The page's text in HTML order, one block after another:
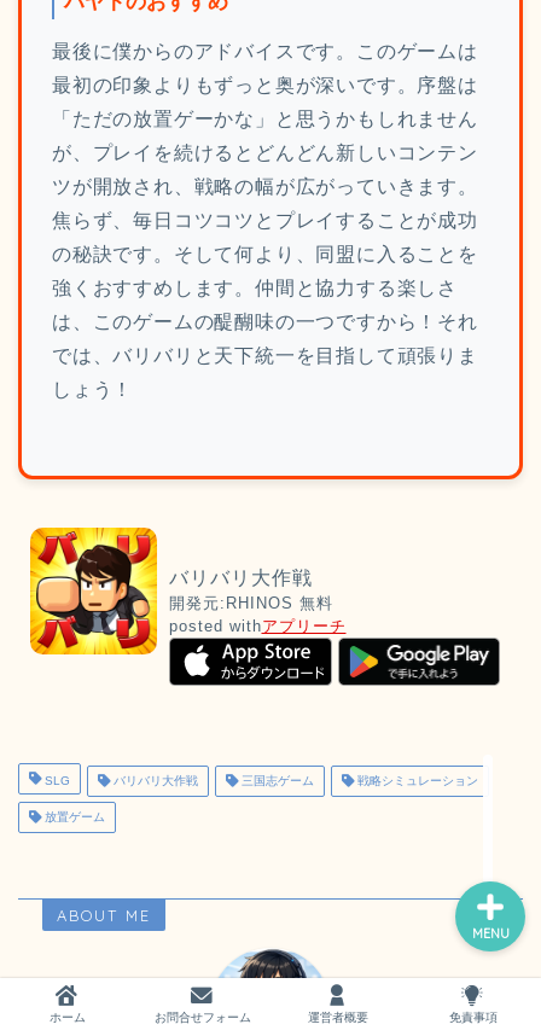
最後に僕からのアドバイスです。このゲームは
最初の印象よりもずっと奥が深いです。序盤は
「ただの放置ゲーかな」と思うかもしれません
が、プレイを続けるとどんどん新しいコンテン
ツが開放され、戦略の幅が広がっていきます。
焦らず、毎日コツコツとプレイすることが成功
の秘訣です。そして何より、同盟に入ることを
強くおすすめします。仲間と協力する楽しさ
は、このゲームの醍醐味の一つですから！それ
では、バリバリと天下統一を目指して頑張りま
しょう！
バリバリ大作戦
開発元: RHINOS 無料
posted withアプリーチ
SLG バリバリ大作戦 三国志ゲーム 戦略シミュレーション
放置ゲーム
ABOUT ME
ホーム お問合せフォーム 運営者概要 免責事項
MENU
ホーム
運営者概要